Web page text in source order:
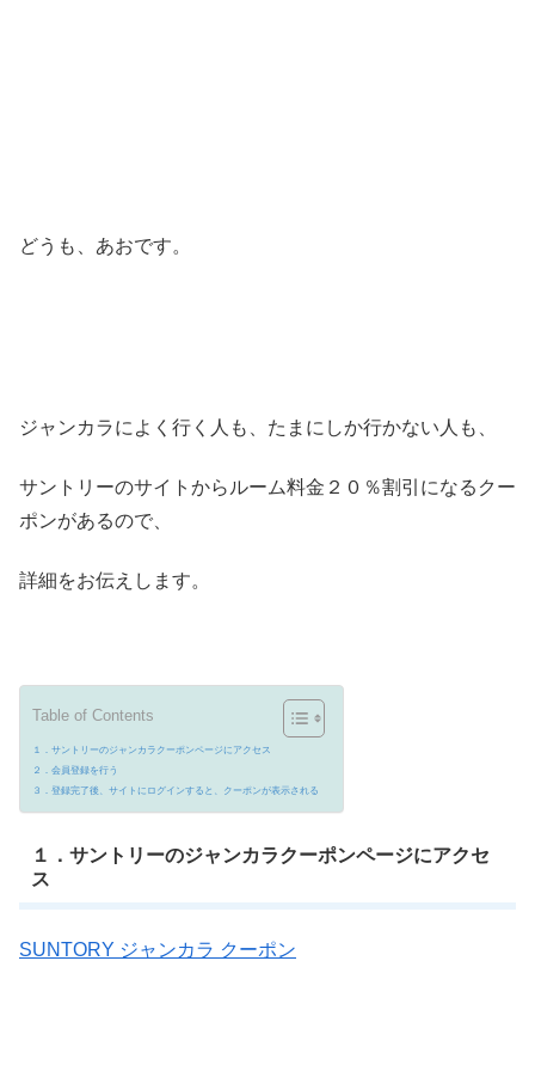
どうも、あおです。
ジャンカラによく行く人も、たまにしか行かない人も、
サントリーのサイトからルーム料金２０％割引になるクー
ポンがあるので、
詳細をお伝えします。
Table of Contents
１．サントリーのジャンカラクーポンページにアクセス
２．会員登録を行う
３．登録完了後、サイトにログインすると、クーポンが表示される
１．サントリーのジャンカラクーポンページにアクセ
ス
SUNTORY ジャンカラ クーポン